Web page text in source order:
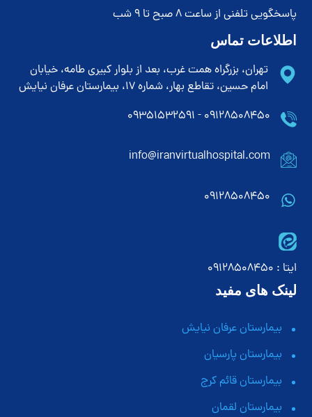
پاسخگویی تلفنی از ساعت 8 صبح تا 9 شب
اطلاعات تماس
تهران، بزرگراه همت غرب، بعد از بلوار کبیری طامه، خیابان
امام حسین، تقاطع بهار، شماره 17، بیمارستان عرفان نیایش
۰۹۱۲۸۵۰۸۴۵۰ - ۰۹۳۵۱۵۳۲۵۹۱
info@iranvirtualhospital.com
09128508450
ایتا : 09128508450
لینک های مفید
بیمارستان عرفان نیایش
بیمارستان پارسیان
بیمارستان قائم کرج
بیمارستان لقمان